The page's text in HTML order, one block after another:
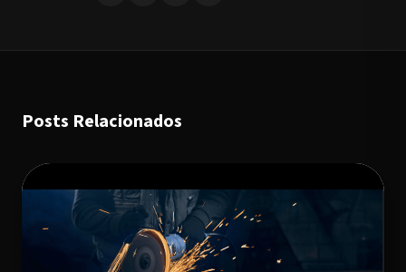
Posts Relacionados